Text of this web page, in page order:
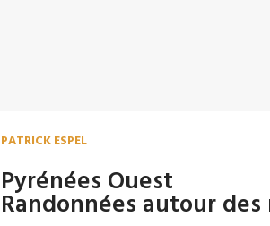
PATRICK ESPEL
Pyrénées Ouest
Randonnées autour